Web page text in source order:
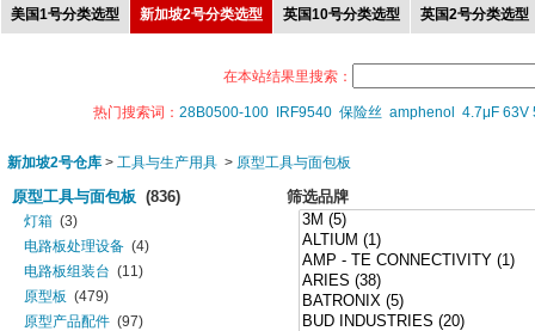
美国1号分类选型 新加坡2号分类选型 英国10号分类选型 英国2号分类选型
在本站结果里搜索：
热门搜索词： 28B0500-100 IRF9540 保险丝 amphenol 4.7μF 63V
新加坡2号仓库 > 工具与生产用具 > 原型工具与面包板
原型工具与面包板 (836)
灯箱 (3)
电路板处理设备 (4)
电路板组装台 (11)
原型板 (479)
原型产品配件 (97)
筛选品牌